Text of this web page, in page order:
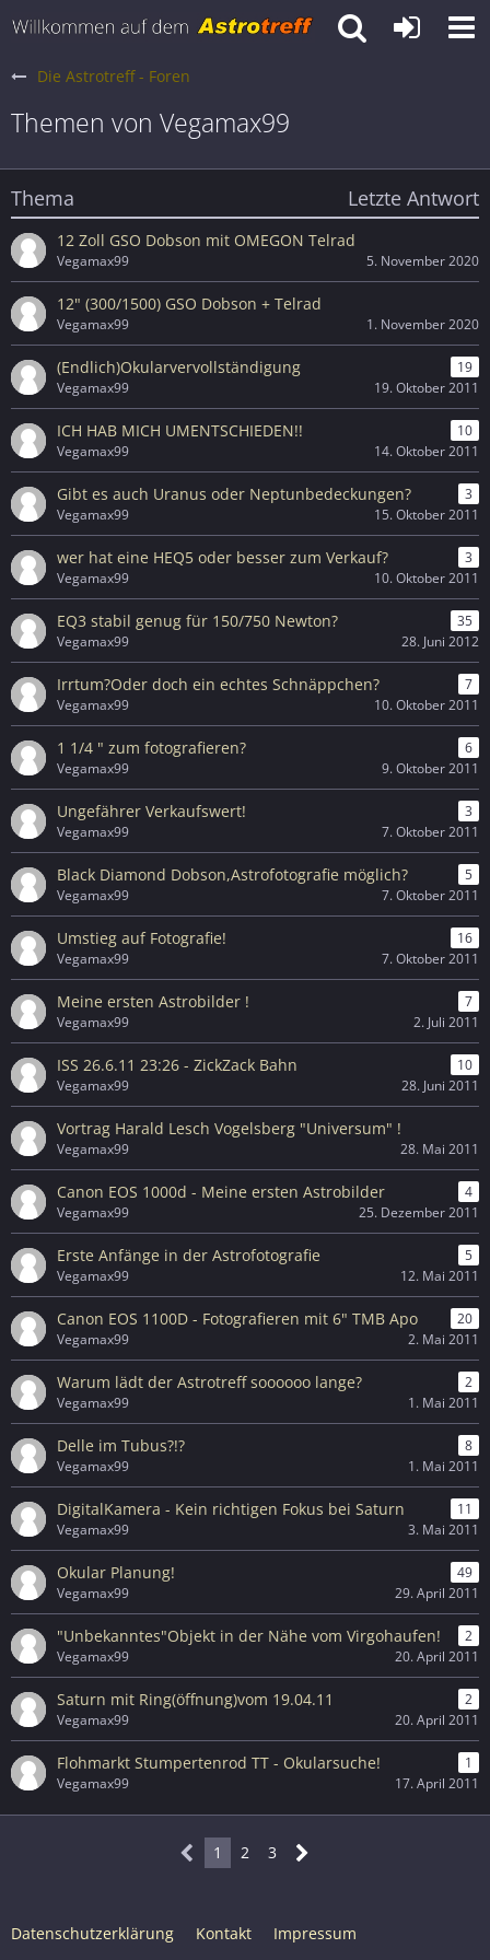
Die Astrotreff - Foren
Themen von Vegamax99
Thema Letzte Antwort
12 Zoll GSO Dobson mit OMEGON Telrad
Vegamax99 5. November 2020
12" (300/1500) GSO Dobson + Telrad
Vegamax99 1. November 2020
(Endlich)Okularvervollständigung
19
Vegamax99
19. Oktober 2011
ICH HAB MICH UMENTSCHIEDEN!!
10
Vegamax99
14. Oktober 2011
Gibt es auch Uranus oder Neptunbedeckungen?
3
Vegamax99
15. Oktober 2011
wer hat eine HEQ5 oder besser zum Verkauf?
3
Vegamax99
10. Oktober 2011
EQ3 stabil genug für 150/750 Newton?
35
Vegamax99
28. Juni 2012
Irrtum?Oder doch ein echtes Schnäppchen?
7
Vegamax99
10. Oktober 2011
1 1/4 " zum fotografieren?
6
Vegamax99
9. Oktober 2011
Ungefährer Verkaufswert!
3
Vegamax99
7. Oktober 2011
Black Diamond Dobson,Astrofotografie möglich?
5
Vegamax99
7. Oktober 2011
Umstieg auf Fotografie!
16
Vegamax99
7. Oktober 2011
Meine ersten Astrobilder !
7
Vegamax99
2. Juli 2011
ISS 26.6.11 23:26 - ZickZack Bahn
10
Vegamax99
28. Juni 2011
Vortrag Harald Lesch Vogelsberg "Universum" !
Vegamax99 28. Mai 2011
Canon EOS 1000d - Meine ersten Astrobilder
4
Vegamax99
25. Dezember 2011
Erste Anfänge in der Astrofotografie
5
Vegamax99
12. Mai 2011
Canon EOS 1100D - Fotografieren mit 6" TMB Apo
20
Vegamax99
2. Mai 2011
Warum lädt der Astrotreff soooooo lange?
2
Vegamax99
1. Mai 2011
Delle im Tubus?!?
8
Vegamax99
1. Mai 2011
DigitalKamera - Kein richtigen Fokus bei Saturn
11
Vegamax99
3. Mai 2011
Okular Planung!
49
Vegamax99
29. April 2011
"Unbekanntes"Objekt in der Nähe vom Virgohaufen!
2
Vegamax99
20. April 2011
Saturn mit Ring(öffnung)vom 19.04.11
2
Vegamax99
20. April 2011
Flohmarkt Stumpertenrod TT - Okularsuche!
1
Vegamax99
17. April 2011
1 2 3
Datenschutzerklärung Kontakt Impressum